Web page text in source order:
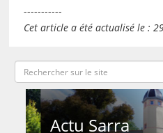
-----------
Cet article a été actualisé le :
Actu Sarra